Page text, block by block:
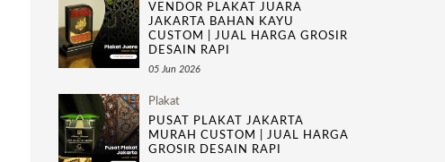
VENDOR PLAKAT JUARA
JAKARTA BAHAN KAYU
CUSTOM | JUAL HARGA GROSIR
DESAIN RAPI
05 Jun 2026
Plakat
PUSAT PLAKAT JAKARTA
MURAH CUSTOM | JUAL HARGA
GROSIR DESAIN RAPI